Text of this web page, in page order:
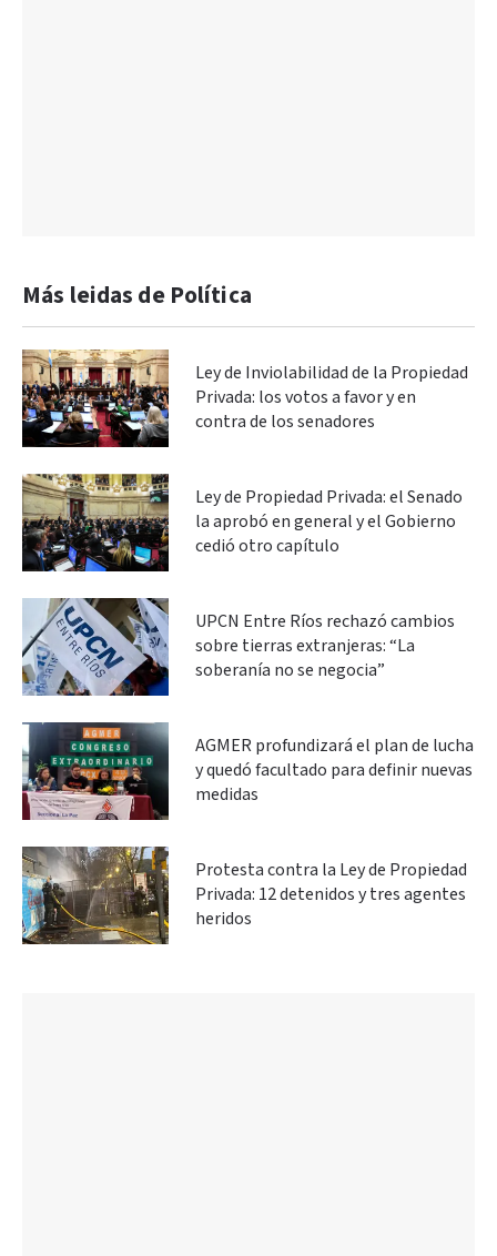
Más leidas de Política
Ley de Inviolabilidad de la Propiedad
Privada: los votos a favor y en
contra de los senadores
Ley de Propiedad Privada: el Senado
la aprobó en general y el Gobierno
cedió otro capítulo
UPCN Entre Ríos rechazó cambios
sobre tierras extranjeras: “La
soberanía no se negocia”
AGMER profundizará el plan de lucha
y quedó facultado para definir nuevas
medidas
Protesta contra la Ley de Propiedad
Privada: 12 detenidos y tres agentes
heridos